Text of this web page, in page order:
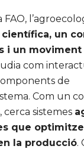
FAO,
un
i un moviment
com
de
Com un
cerca sistemes
que
la producció.